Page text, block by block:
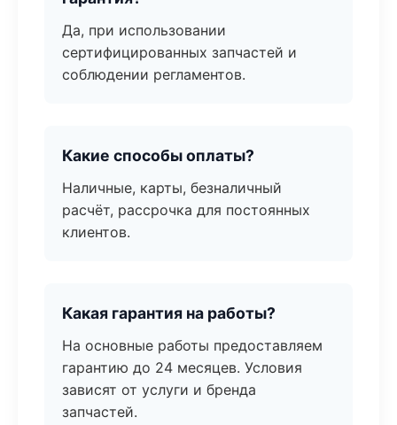
Да, при использовании
сертифицированных запчастей и
соблюдении регламентов.
Какие способы оплаты?
Наличные, карты, безналичный
расчёт, рассрочка для постоянных
клиентов.
Какая гарантия на работы?
На основные работы предоставляем
гарантию до 24 месяцев. Условия
зависят от услуги и бренда
запчастей.